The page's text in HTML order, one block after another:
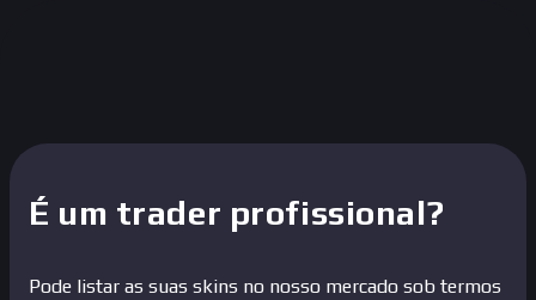
É um trader profissional?
Pode listar as suas skins no nosso mercado sob termos